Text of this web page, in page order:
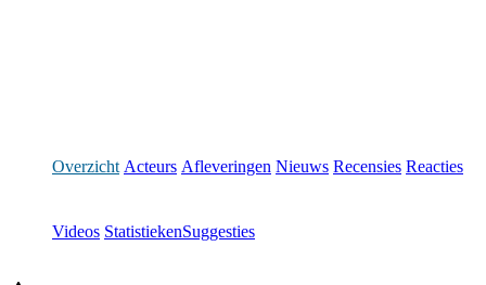
Overzicht Acteurs Afleveringen Nieuws Recensies Reacties
Videos StatistiekenSuggesties